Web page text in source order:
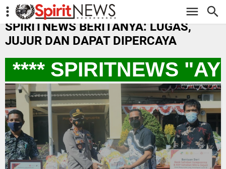
-->
SPIRITNEWS BERITANYA: LUGAS,
JUJUR DAN DAPAT DIPERCAYA
SPIRITNEWS